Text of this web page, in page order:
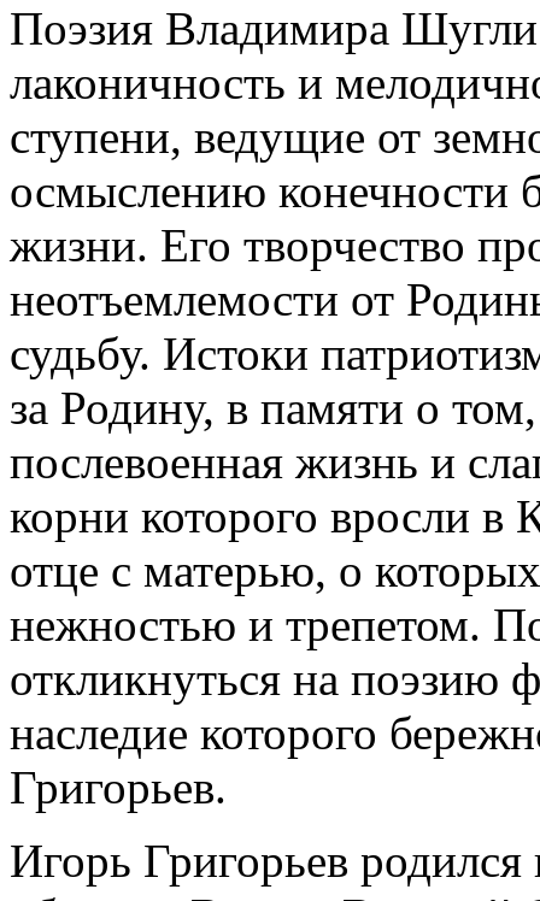
Поэзия Владимира Шугли
лаконичность и
ступени, ведущие от
осмыслению конечности
жизни. Его творчество
неотъемлемости от
судьбу. Истоки
за Родину, в памяти о
послевоенная жизнь и
корни которого вросли
отце с матерью, о
нежностью и трепетом.
откликнуться на поэзию
наследие которого
Григорьев.
Игорь Григорьев